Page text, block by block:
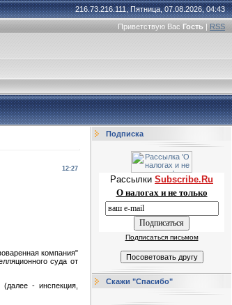
216.73.216.111, Пятница, 07.08.2026, 04:43
Приветствую Вас Гость | RSS
12:27
компания"
суда от
- инспекция,
Подписка
Рассылки Subscribe.Ru
О налогах и не только
Подписаться письмом
Скажи "Спасибо"